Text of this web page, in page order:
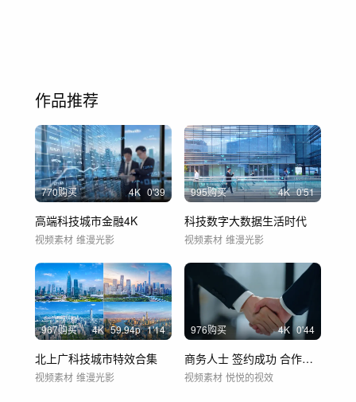
作品推荐
770购买 4K 0'39
高端科技城市金融4K
视频素材 维漫光影
995购买 4K 0'51
科技数字大数据生活时代
视频素材 维漫光影
967购买 4K 59.94p 1'14
北上广科技城市特效合集
视频素材 维漫光影
976购买 4K 0'44
商务人士 签约成功 合作握手
视频素材 悦悦的视效